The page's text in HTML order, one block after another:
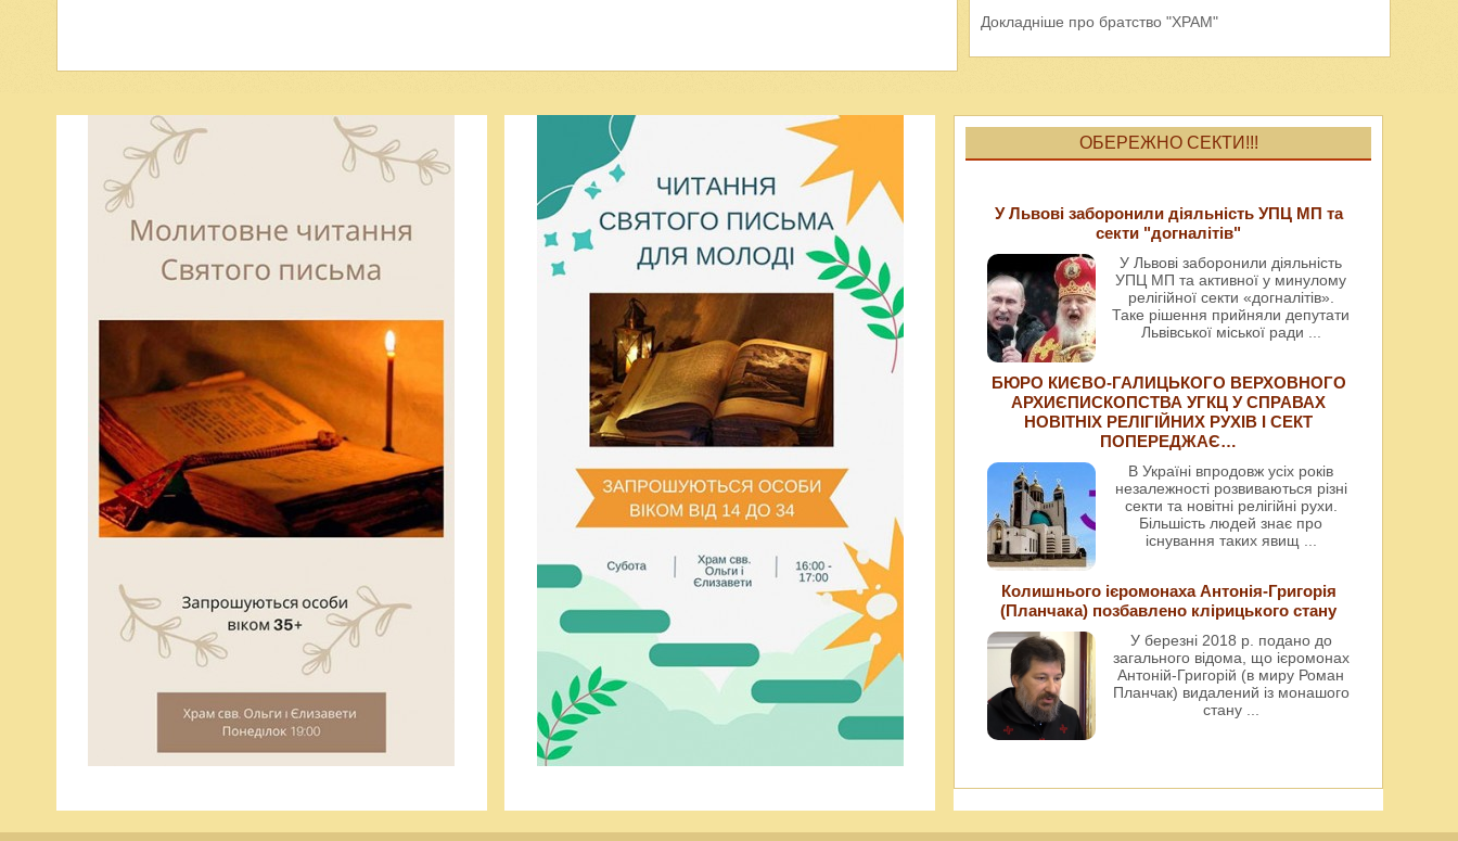
Докладніше про братство "ХРАМ"
ОБЕРЕЖНО СЕКТИ!!!
У Львові заборонили діяльність УПЦ МП та
секти "догналітів"
У Львові заборонили діяльність
УПЦ МП та активної у минулому
релігійної секти «догналітів».
Таке рішення прийняли депутати
Львівської міської ради
БЮРО КИЄВО-ГАЛИЦЬКОГО ВЕРХОВНОГО
АРХИЄПИСКОПСТВА УГКЦ У СПРАВАХ
НОВІТНІХ РЕЛІГІЙНИХ РУХІВ І СЕКТ
ПОПЕРЕДЖАЄ…
В Україні впродовж усіх років
незалежності розвиваються різні
секти та новітні релігійні рухи.
Більшість людей знає про
існування таких явищ
Колишнього ієромонаха Антонія-Григорія
(Планчака) позбавлено клірицького стану
У березні 2018 р. подано до
загального відома, що ієромонах
Антоній-Григорій (в миру Роман
Планчак) видалений із монашого
стану